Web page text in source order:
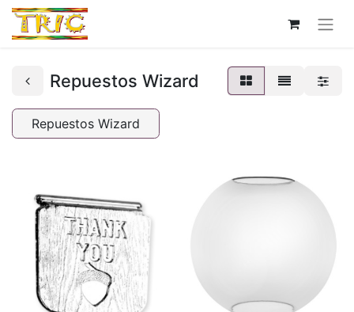
Repuestos Wizard
Repuestos Wizard